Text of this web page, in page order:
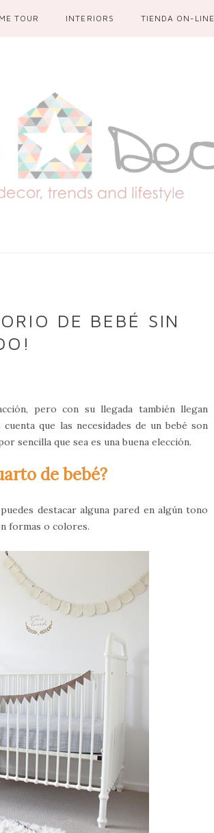
TOUR INTERIORS TIENDA ON-LINE
DE BEBÉ SIN
pero con su llegada también llegan
que las necesidades de un bebé son
sencilla que sea es una buena elección.
de bebé?
destacar alguna pared en algún tono
formas o colores.